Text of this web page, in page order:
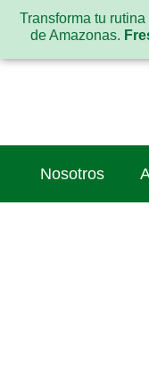
Transforma tu
de Amazonas.
Nosotros